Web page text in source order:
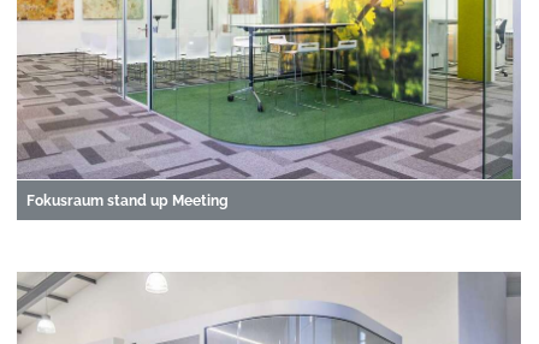
Fokusraum stand up Meeting